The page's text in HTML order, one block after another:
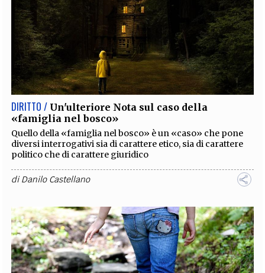
DIRITTO / Un'ulteriore Nota sul caso della
«famiglia nel bosco»
Quello della «famiglia nel bosco» è un «caso» che pone
diversi interrogativi sia di carattere etico, sia di carattere
politico che di carattere giuridico
diDanilo Castellano